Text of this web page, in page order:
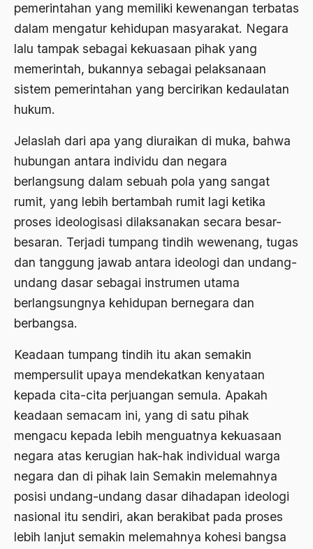
pemerintahan yang memiliki kewenangan terbatas
dalam mengatur kehidupan masyarakat. Negara
lalu tampak sebagai kekuasaan pihak yang
memerintah, bukannya sebagai pelaksanaan
sistem pemerintahan yang bercirikan kedaulatan
hukum.
Jelaslah dari apa yang diuraikan di muka, bahwa
hubungan antara individu dan negara
berlangsung dalam sebuah pola yang sangat
rumit, yang lebih bertambah rumit lagi ketika
proses ideologisasi dilaksanakan secara besar-
besaran. Terjadi tumpang tindih wewenang, tugas
dan tanggung jawab antara ideologi dan undang-
undang dasar sebagai instrumen utama
berlangsungnya kehidupan bernegara dan
berbangsa.
Keadaan tumpang tindih itu akan semakin
mempersulit upaya mendekatkan kenyataan
kepada cita-cita perjuangan semula. Apakah
keadaan semacam ini, yang di satu pihak
mengacu kepada lebih menguatnya kekuasaan
negara atas kerugian hak-hak individual warga
negara dan di pihak lain Semakin melemahnya
posisi undang-undang dasar dihadapan ideologi
nasional itu sendiri, akan berakibat pada proses
lebih lanjut semakin melemahnya kohesi bangsa
bis PPD
bisri syansuri
BLBI
Blitzkrieg
Bobot Sangkaan
Bom
bom borobudur
bom irak
BPR
brawijaya
Brawijaya V
Brazil
Brigjen K
Budak Sosiologis
budaya
Budaya Altenatif
Budaya bangsa
budaya Barat